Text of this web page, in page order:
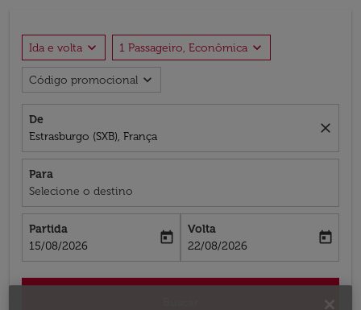
Ida e volta expand_more 1 Passageiro, Econômica expand_more
Código promocional expand_more
De
Estrasburgo (SXB), França
close
Para
Selecione o destino
Partida
fc-booking-departure-date-aria-label
15/08/2026
today
Volta
fc-booking-return-date-aria-label
22/08/2026
today